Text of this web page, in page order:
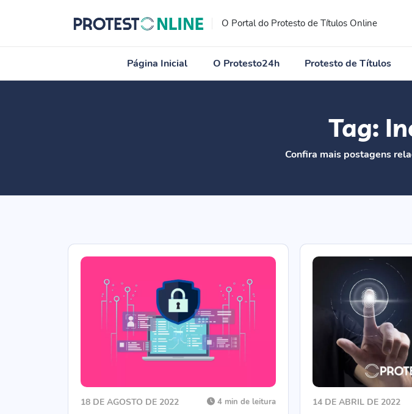
O Portal do Protesto de Títulos Online
Página Inicial O Protesto24h Protesto de Títulos
Tag:
Confira mais postagens
18 DE AGOSTO DE 2022 4 min de leitura 14 DE ABRIL DE 2022